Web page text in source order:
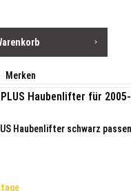
Merken
Haubenlifter für
Haubenlifter schwarz